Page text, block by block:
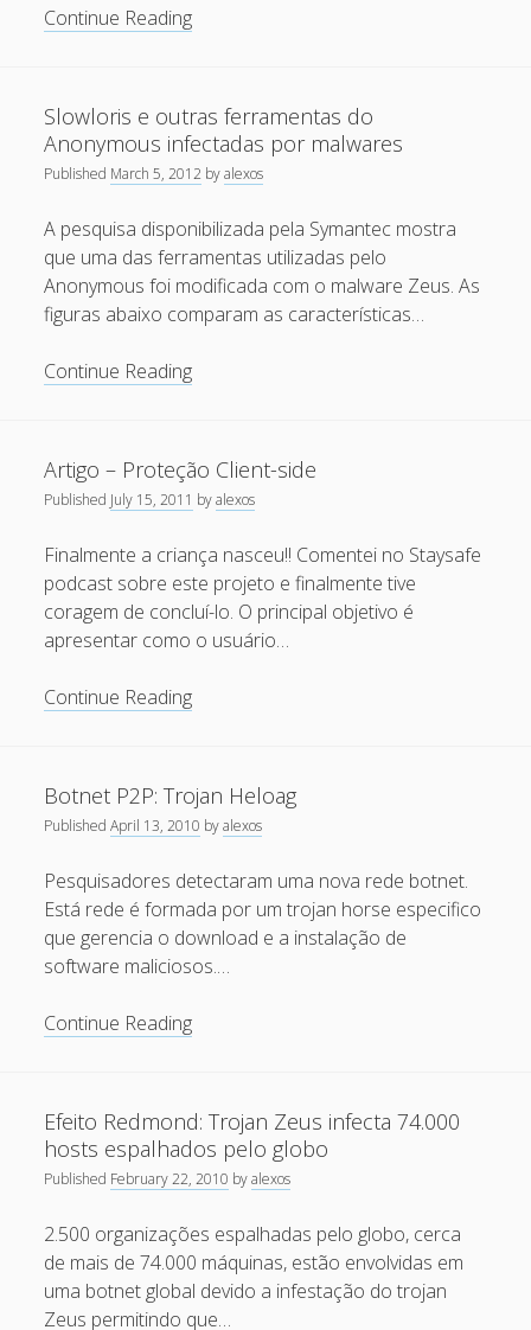
tuxtrackonOtimizando a detecção de ataques de SQLi
nginx no Debian
Archives
September 2024
April 2022
October 2020
September 2020
December 2014
September 2014
January 2014
November 2013
October 2013
May 2013
September 2012
August 2012
March 2012
January 2012
November 2011
September 2011
August 2011
July 2011
June 2011
Continue ReadingApache
Amargeddon
DDoS
Bot
tool
Slowloris e outras ferramentas do
Anonymous infectadas por malwares
Published March 5, 2012 byalexos
A pesquisa disponibilizada pela Symantec mostra
que uma das ferramentas utilizadas pelo
Anonymous foi modificada com o malware Zeus. As
figuras abaixo comparam as características…
Continue ReadingSlowloris
ferramentas
do
Anonymous
por
malwares
Artigo – Proteção Client-side
Published July 15, 2011 byalexos
Finalmente a criança nasceu!! Comentei no Staysafe
podcast sobre este projeto e finalmente tive
coragem de concluí-lo. O principal objetivo é
apresentar como o usuário…
Continue ReadingArtigo
side
Botnet P2P: Trojan Heloag
PublishedApril 13, 2010 byalexos
Pesquisadores detectaram uma nova rede botnet.
Está rede é formada por um trojan horse especifico
que gerencia o download e a instalação de
software maliciosos.…
Continue ReadingBotnet
Heloag
Efeito Redmond: Trojan Zeus infecta 74.000
hosts espalhados pelo globo
Published February 22, 2010 byalexos
2.500 organizações espalhadas pelo globo, cerca
de mais de 74.000 máquinas, estão envolvidas em
uma botnet global devido a infestação do trojan
Zeus permitindo que…